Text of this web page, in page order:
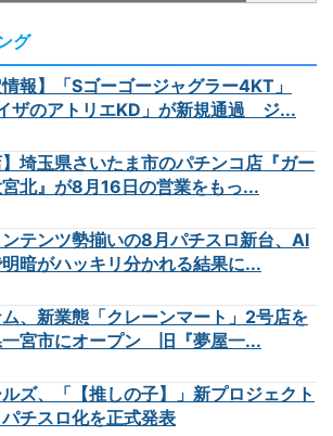
グ
情報】「Sゴーゴージャグラー4KT」
イザのアトリエKD」が新規通過 ジ...
】埼玉県さいたま市のパチンコ店『ガー
北』が8月16日の営業をもっ...
ンテンツ勢揃いの8月パチスロ新台、AI
暗がハッキリ分かれる結果に...
、新業態「クレーンマート」2号店を
宮市にオープン 旧『夢屋一...
ズ、「【推しの子】」新プロジェクト
チスロ化を正式発表